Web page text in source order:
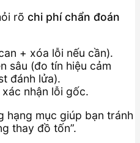
rõ chi phí chẩn đoán
+ xóa lỗi nếu cần).
sâu (đo tín hiệu cảm
đánh lửa).
nhận lỗi gốc.
hạng mục giúp bạn tránh
thay đồ tốn”.